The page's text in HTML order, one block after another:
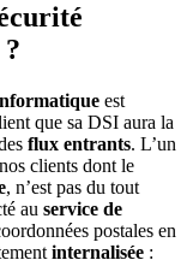
est
que sa DSI aura la
flux entrants. L’un
clients dont le
, n’est pas du tout
au service de
postales en
internalisée :